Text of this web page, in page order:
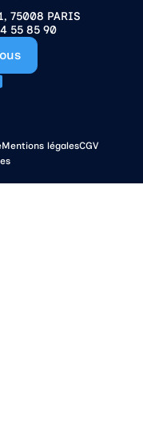
75008 PARIS
55 85 90
Mentions légalesCGV